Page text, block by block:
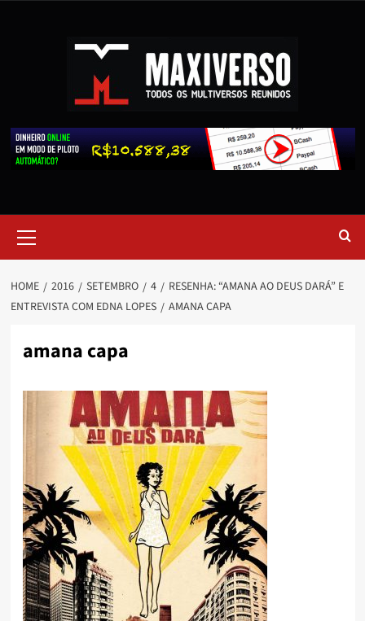
HOME 2016 SETEMBRO 4
RESENHA: “AMANA AO DEUS DARÁ” E
ENTREVISTA COM EDNA LOPES
AMANA CAPA
amana capa